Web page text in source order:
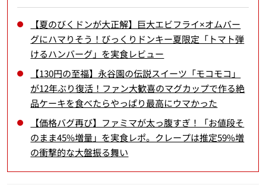
【夏のびくドンが大正解】巨大エビフライ×オムバー
グにハマりそう！びっくりドンキー夏限定「トマト弾
けるハンバーグ」を実食レビュー
【130円の至福】永谷園の伝説スイーツ「モコモコ」
が12年ぶり復活！ファン大歓喜のマグカップで作る絶
品ケーキを食べたらやっぱり最高にウマかった
【価格バグ再び】ファミマが太っ腹すぎ！「お値段そ
のまま45%増量」を実食レポ。クレープは推定59%増
の衝撃的な大盤振る舞い